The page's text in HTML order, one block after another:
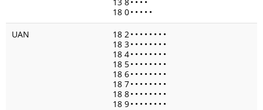
18 0• • • • •
UAN
18 2• • • • • • • •
18 3• • • • • • • •
18 4• • • • • • • •
18 5• • • • • • • •
18 6• • • • • • • •
18 7• • • • • • • •
18 8• • • • • • • •
18 9• • • • • • • •